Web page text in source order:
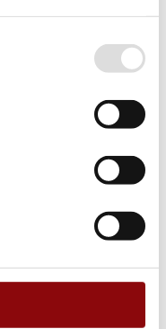
REQUEST AN OFFER
SOCOMEC